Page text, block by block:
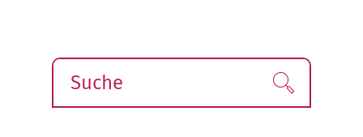
Suche Finden!